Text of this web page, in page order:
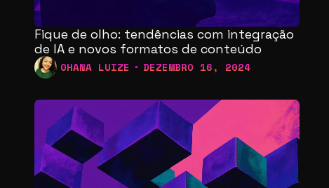
Fique de olho: tendências com integração
de IA e novos formatos de conteúdo
OHANA LUIZE DEZEMBRO 16, 2024